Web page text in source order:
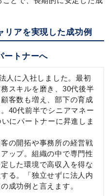
リアを実現した成功例
ートナーへ
人に入社しました。最初
スキルを磨き、30代後半
客数も増え、部下の育成
40代前半でシニアマネー
にパートナーに昇進しま
の開拓や事務所の経営戦
ップ。組織の中で専門性
した環境で高収入を得な
る。「独立せずに法人内
成功例と言えます。